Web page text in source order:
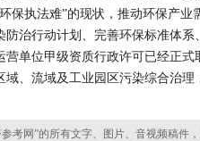
保执法难”的现状，推动环保产业
治行动计划、完善环保标准体系
单位甲级资质行政许可已经正式
、流域及工业园区污染综合治理
网”的所有文字、图片、音视频稿件